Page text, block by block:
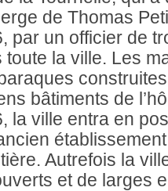
de Thomas
par un officier de
toute la ville. Les
bâtiments de
la ville entra en
Autrefois la
et de larges